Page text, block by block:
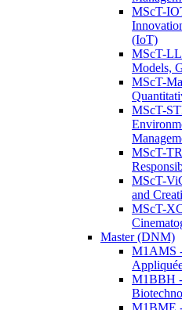
MScT-
(IoT)
MScT-
Models,
MScT-
MScT-
MScT-
MScT-
and
MScT-
Master (DNM)
M1AMS
M1BBH
M1BME